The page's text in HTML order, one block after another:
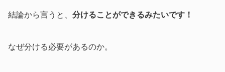
結論から言うと、 分けることができるみたいです！
なぜ分ける必要があるのか。